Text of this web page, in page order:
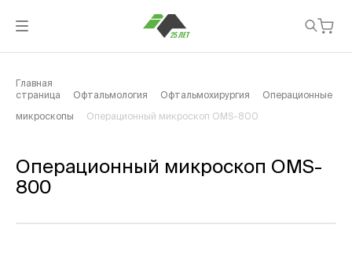
Главная
страница
Офтальмология Офтальмохирургия Операционные
микроскопы Операционный микроскоп OMS-800
Операционный микроскоп OMS-
800